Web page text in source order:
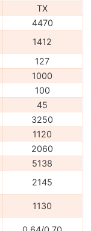
TX
4470
1412
127
1000
100
45
3250
1120
2060
5138
2145
1130